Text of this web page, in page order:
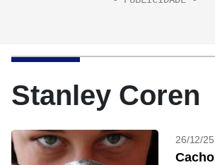
Stanley Coren
26/12/